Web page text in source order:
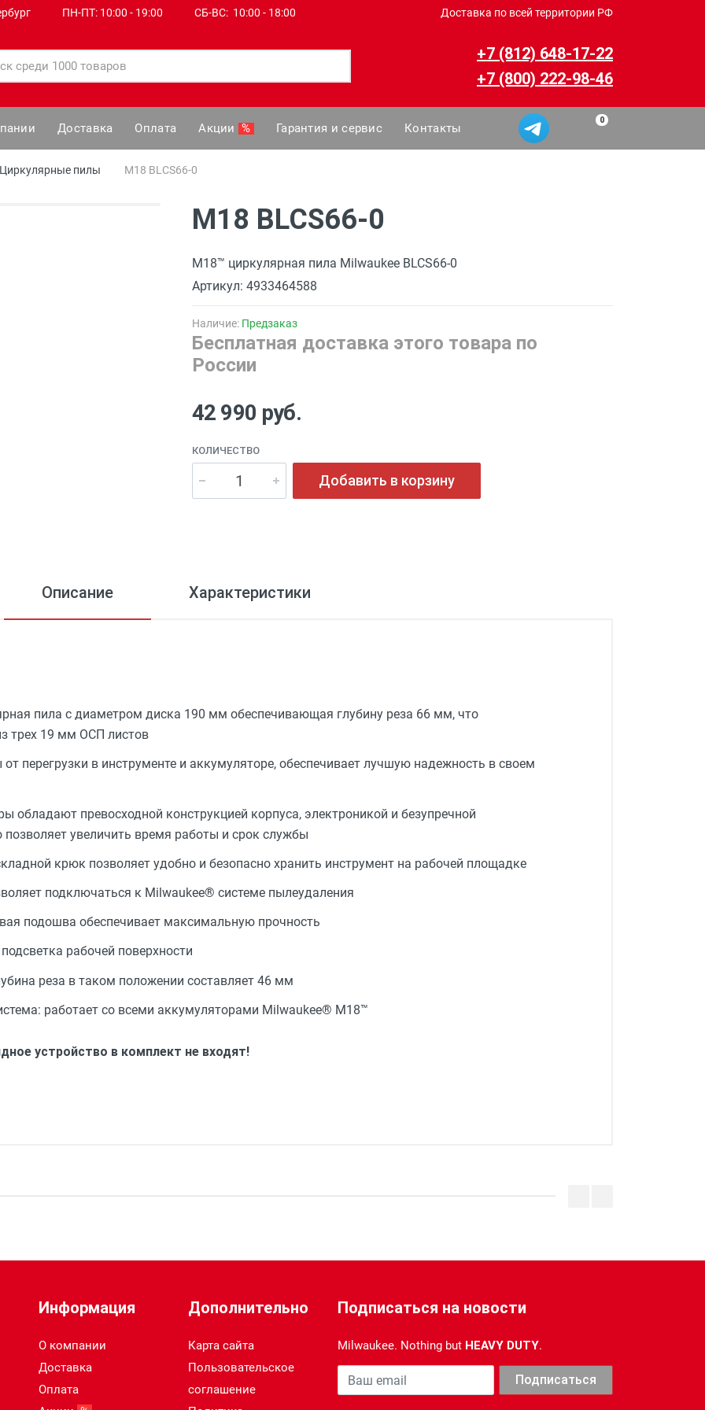
ПН-ПТ: 10:00 - 19:00 СБ-ВС: 10:00 - 18:00 Доставка по всей территории РФ
+7 (812) 648-17-22
+7 (800) 222-98-46
Доставка Оплата Акции % Гарантия и сервис Контакты
0
Циркулярные пилы M18 BLCS66-0
M18 BLCS66-0
M18™ циркулярная пила Milwaukee BLCS66-0
Артикул: 4933464588
Наличие: Предзаказ
Бесплатная доставка этого товара по
России
42 990 руб.
КОЛИЧЕСТВО
Добавить в корзину
Описание Характеристики
пила с диаметром диска 190 мм обеспечивающая глубину реза 66 мм, что
трех 19 мм ОСП листов
перегрузки в инструменте и аккумуляторе, обеспечивает лучшую надежность в своем
обладают превосходной конструкцией корпуса, электроникой и безупречной
позволяет увеличить время работы и срок службы
крюк позволяет удобно и безопасно хранить инструмент на рабочей площадке
подключаться к Milwaukee® системе пылеудаления
подошва обеспечивает максимальную прочность
рабочей поверхности
реза в таком положении составляет 46 мм
работает со всеми аккумуляторами Milwaukee® М18™
устройство в комплект не входят!
Поставляется без аккумуляторов
Информация
О компании
Доставка
Оплата
Дополнительно
Карта сайта
Пользовательское
соглашение
Подписаться на новости
Milwaukee. Nothing but HEAVY DUTY.
Ваша почта Подписаться